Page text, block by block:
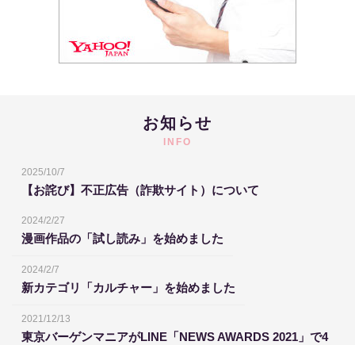
お知らせ
INFO
2025/10/7
【お詫び】不正広告（詐欺サイト）について
2024/2/27
漫画作品の「試し読み」を始めました
2024/2/7
新カテゴリ「カルチャー」を始めました
2021/12/13
東京バーゲンマニアがLINE「NEWS AWARDS 2021」で4